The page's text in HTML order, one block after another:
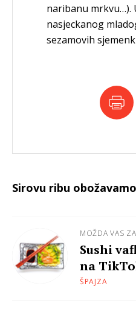
naribanu mrkvu…).
nasjeckanog
sezamovih
Sirovu ribu
MOŽDA VAS
Sushi
na
ŠPAJZA